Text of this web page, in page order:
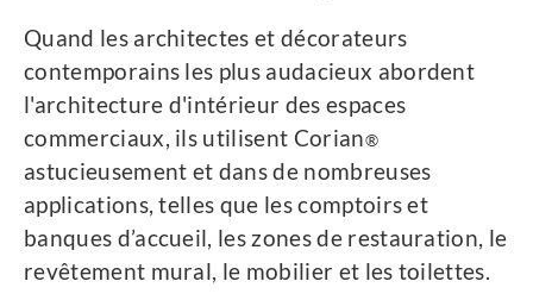
Quand les architectes et décorateurs
contemporains les plus audacieux abordent
l'architecture d'intérieur des espaces
commerciaux, ils utilisent Corian®
astucieusement et dans de nombreuses
applications, telles que les comptoirs et
banques d’accueil, les zones de restauration, le
revêtement mural, le mobilier et les toilettes.